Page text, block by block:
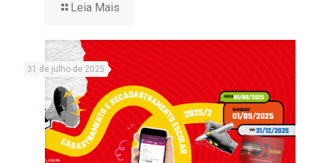
Leia Mais
31 de julho de 2025